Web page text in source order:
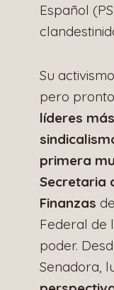
Español
Su
pero
líderes
primera
Secretaria
Finanzas
Federal de
poder.
Senadora,